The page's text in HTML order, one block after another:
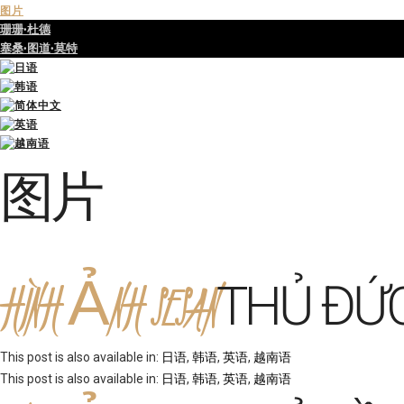
图片
珊珊·杜德
塞桑·图道·莫特
图片
HÌNH ẢNH SESANTHỦ
This post is also available in: 日语 韩语 英语 越南语
This post is also available in: 日语 韩语 英语 越南语